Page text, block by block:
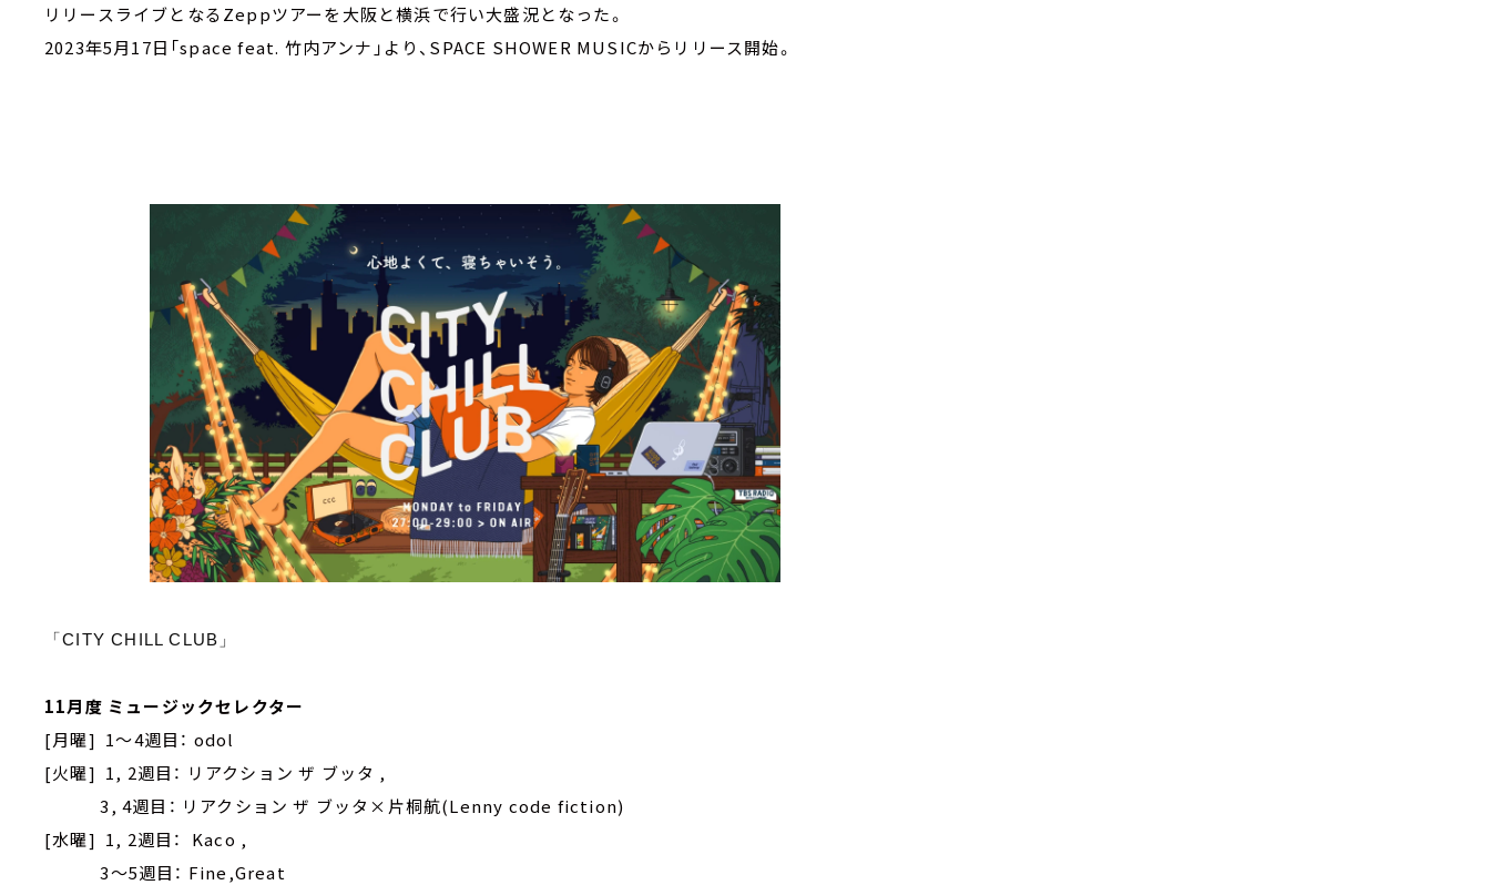
リリースライブとなるZeppツアーを大阪と横浜で行い大盛況となった。
2023年5月17日「space feat. 竹内アンナ」より、SPACE SHOWER MUSICからリリース開始。
「CITY CHILL CLUB」
11月度 ミュージックセレクター
[月曜] 1～4週目： odol
[火曜] 1, 2週目： リアクション ザ ブッタ ,
3, 4週目： リアクション ザ ブッタ×片桐航(Lenny code fiction)
[水曜] 1, 2週目： Kaco ,
3～5週目： Fine,Great